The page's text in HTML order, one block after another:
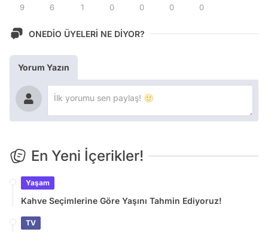
9 6 1 0 0 0 0
ONEDİO ÜYELERİ NE DİYOR?
Yorum Yazın
En Yeni İçerikler!
Yaşam
Kahve Seçimlerine Göre Yaşını Tahmin Ediyoruz!
TV